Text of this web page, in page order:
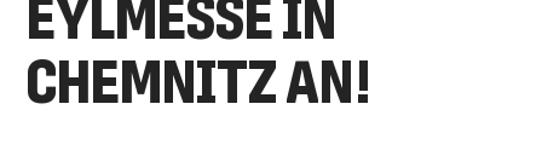
EYLMESSE IN
CHEMNITZ AN!